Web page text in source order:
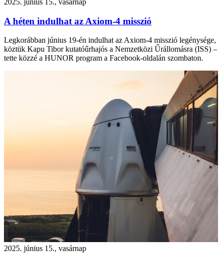
2025. június 15., vasárnap
A héten indulhat az Axiom-4 misszió
Legkorábban június 19-én indulhat az Axiom-4 misszió legénysége,
köztük Kapu Tibor kutatóűrhajós a Nemzetközi Űrállomásra (ISS) –
tette közzé a HUNOR program a Facebook-oldalán szombaton.
2025. június 15., vasárnap